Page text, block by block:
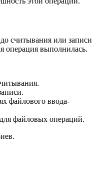
до считывания или записи
операция выполнилась.
файлового ввода-
файловых операций.